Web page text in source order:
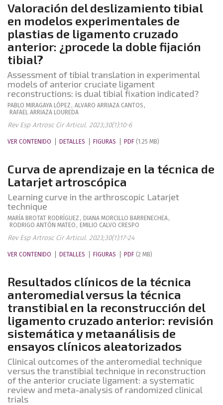
Valoración del deslizamiento tibial
en modelos experimentales de
plastias de ligamento cruzado
anterior: ¿procede la doble fijación
tibial?
Assessment of tibial translation in experimental
models of anterior cruciate ligament
reconstructions: is dual tibial fixation indicated?
PABLO MIRAGAYA LÓPEZ , ALVARO ARRIAZA CANTOS ,
RAFAEL ARRIAZA LOUREDA
Rev Esp Artrosc Cir Articul. 2023;30(1):10-6
VER CONTENIDO DETALLES FIGURAS PDF (1.25 MB)
Curva de aprendizaje en la técnica de
Latarjet artroscópica
Learning curve in the arthroscopic Latarjet
technique
MARÍA BROTAT RODRÍGUEZ , DIANA MORCILLO BARRENECHEA,
RODRIGO ANTÓN MATEO , EMILIO CALVO CRESPO
Rev Esp Artrosc Cir Articul. 2023;30(1):17-24
VER CONTENIDO DETALLES FIGURAS PDF (2 MB)
Resultados clínicos de la técnica
anteromedial versus la técnica
transtibial en la reconstrucción del
ligamento cruzado anterior: revisión
sistemática y metaanálisis de
ensayos clínicos aleatorizados
Clinical outcomes of the anteromedial technique
versus the transtibial technique in reconstruction
of the anterior cruciate ligament: a systematic
review and meta-analysis of randomized clinical
trials